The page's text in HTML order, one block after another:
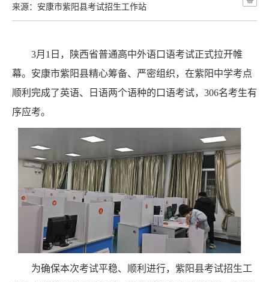
来源：安康市紫阳县考试招生工作站
3月 1 日，陕西省普通高中外语口语考试正式拉开帷
幕。安康市紫阳县精心筹备、严密组织，在紫阳中学考点
顺利完成了英语、日语两个语种的口语考试， 306名考生有
序应考。
为确保本次考试平稳、顺利进行，紫阳县考试招生工